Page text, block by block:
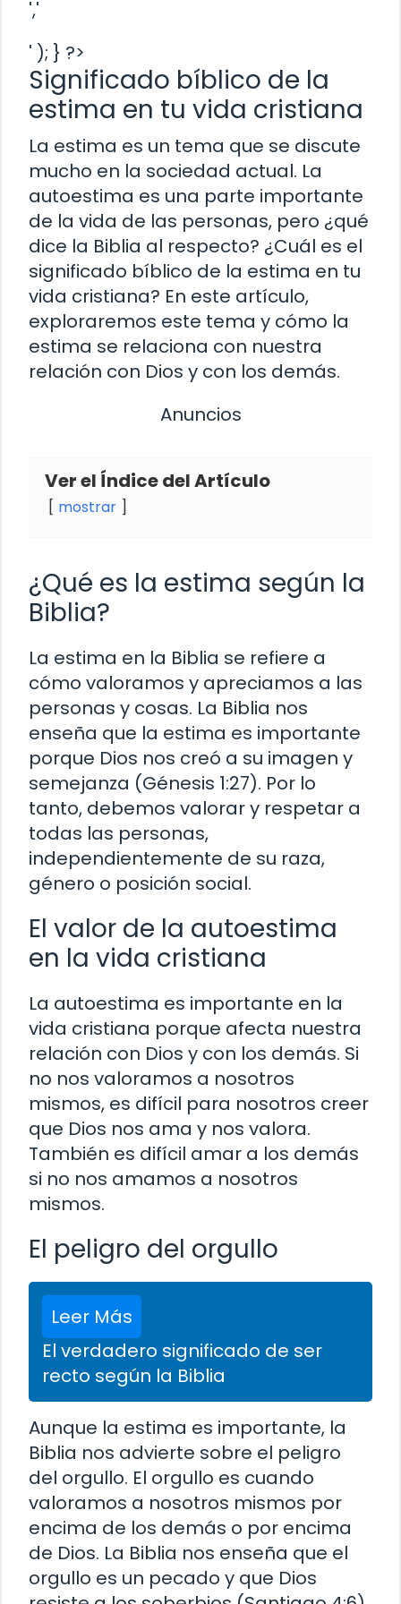
','
' ); } ?>
Significado bíblico de la
estima en tu vida cristiana
La estima es un tema que se discute
mucho en la sociedad actual. La
autoestima es una parte importante
de la vida de las personas, pero ¿qué
dice la Biblia al respecto? ¿Cuál es el
significado bíblico de la estima en tu
vida cristiana? En este artículo,
exploraremos este tema y cómo la
estima se relaciona con nuestra
relación con Dios y con los demás.
Anuncios
Ver el Índice del Artículo
mostrar
¿Qué es la estima según la
Biblia?
La estima en la Biblia se refiere a
cómo valoramos y apreciamos a las
personas y cosas. La Biblia nos
enseña que la estima es importante
porque Dios nos creó a su imagen y
semejanza (Génesis 1:27). Por lo
tanto, debemos valorar y respetar a
todas las personas,
independientemente de su raza,
género o posición social.
El valor de la autoestima
en la vida cristiana
La autoestima es importante en la
vida cristiana porque afecta nuestra
relación con Dios y con los demás. Si
no nos valoramos a nosotros
mismos, es difícil para nosotros creer
que Dios nos ama y nos valora.
También es difícil amar a los demás
si no nos amamos a nosotros
mismos.
El peligro del orgullo
Leer Más
El verdadero significado de ser
recto según la Biblia
Aunque la estima es importante, la
Biblia nos advierte sobre el peligro
del orgullo. El orgullo es cuando
valoramos a nosotros mismos por
encima de los demás o por encima
de Dios. La Biblia nos enseña que el
orgullo es un pecado y que Dios